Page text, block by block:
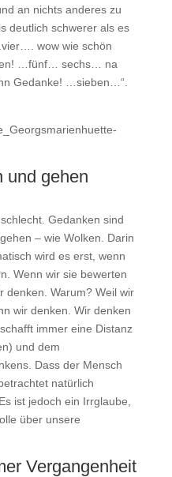
an nichts anderes zu
deutlich schwerer als es
wow wie schön
…fünf… sechs… na
Gedanke! …sieben…“.
und gehen
Gedanken sind
– wie Wolken. Darin
wird es erst, wenn
Wenn wir sie bewerten
denken. Warum? Weil wir
wir denken. Wir denken
immer eine Distanz
und dem
Dass der Mensch
natürlich
ist jedoch ein Irrglaube,
über unsere
Vergangenheit